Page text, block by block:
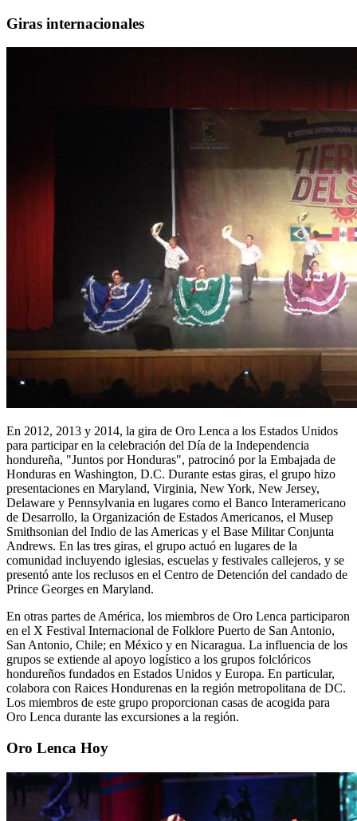
Giras internacionales
En 2012, 2013 y 2014, la gira de Oro Lenca a los Estados Unidos
para participar en la celebración del Día de la Independencia
hondureña, "Juntos por Honduras", patrocinó por la Embajada de
Honduras en Washington, D.C. Durante estas giras, el grupo hizo
presentaciones en Maryland, Virginia, New York, New Jersey,
Delaware y Pennsylvania en lugares como el Banco Interamericano
de Desarrollo, la Organización de Estados Americanos, el Musep
Smithsonian del Indio de las Americas y el Base Militar Conjunta
Andrews. En las tres giras, el grupo actuó en lugares de la
comunidad incluyendo iglesias, escuelas y festivales callejeros, y se
presentó ante los reclusos en el Centro de Detención del candado de
Prince Georges en Maryland.
En otras partes de América, los miembros de Oro Lenca participaron
en el X Festival Internacional de Folklore Puerto de San Antonio,
San Antonio, Chile; en México y en Nicaragua. La influencia de los
grupos se extiende al apoyo logístico a los grupos folclóricos
hondureños fundados en Estados Unidos y Europa. En particular,
colabora con Raices Hondurenas en la región metropolitana de DC.
Los miembros de este grupo proporcionan casas de acogida para
Oro Lenca durante las excursiones a la región.
Oro Lenca Hoy